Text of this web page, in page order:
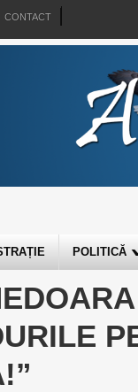
CONTACT
POLITICĂ